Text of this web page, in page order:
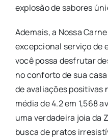
explosão de sabores
Ademais, a Nossa
excepcional serviço de
você possa desfrutar
no conforto de sua
de avaliações positivas
média de 4.2 em 1,568
uma verdadeira joia da
busca de pratos